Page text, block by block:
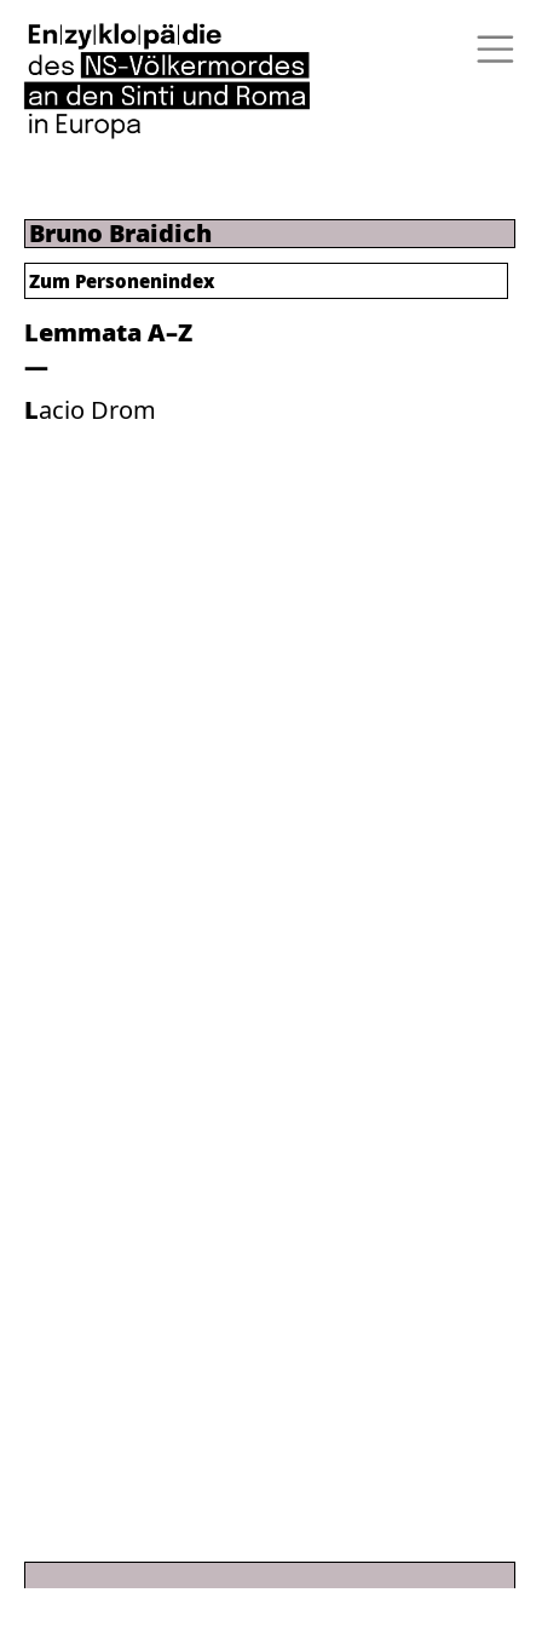
Bruno Braidich
Lemmata A–Z
Lacio Drom
Zum Personenindex